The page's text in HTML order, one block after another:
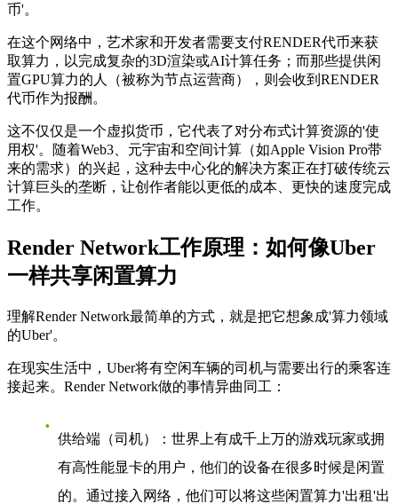
币'。
在这个网络中，艺术家和开发者需要支付RENDER代币来获
取算力，以完成复杂的3D渲染或AI计算任务；而那些提供闲
置GPU算力的人（被称为节点运营商），则会收到RENDER
代币作为报酬。
这不仅仅是一个虚拟货币，它代表了对分布式计算资源的'使
用权'。随着Web3、元宇宙和空间计算（如Apple Vision Pro带
来的需求）的兴起，这种去中心化的解决方案正在打破传统云
计算巨头的垄断，让创作者能以更低的成本、更快的速度完成
工作。
Render Network工作原理：如何像Uber
一样共享闲置算力
理解Render Network最简单的方式，就是把它想象成'算力领域
的Uber'。
在现实生活中，Uber将有空闲车辆的司机与需要出行的乘客连
接起来。Render Network做的事情异曲同工：
供给端（司机）
：世界上有成千上万的游戏玩家或拥
有高性能显卡的用户，他们的设备在很多时候是闲置
的。通过接入网络，他们可以将这些闲置算力'出租'出